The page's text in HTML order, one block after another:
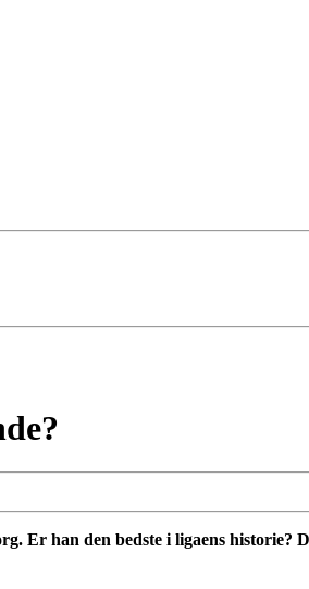
Er han den bedste i ligaens historie?